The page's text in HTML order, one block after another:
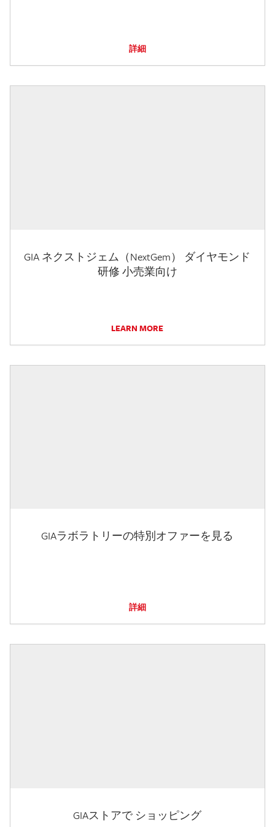
詳細
GIA ネクストジェム（NextGem） ダイヤモンド
研修 小売業向け
LEARN MORE
GIAラボラトリーの特別オファーを見る
詳細
GIAストアで ショッピング